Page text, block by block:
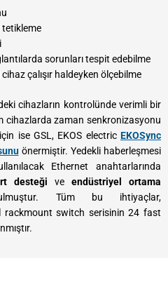
sorunları tespit edebilme
çalışır haldeyken ölçebilme
cihazların kontrolünde verimli bir
cihazlarda zaman senkronizasyonu
ise GSL, EKOS electric EKOSync
önermiştir. Yedekli haberleşmesi
Ethernet anahtarlarında
desteği veendüstriyel ortama
Tüm bu ihtiyaçlar,
rackmount switch serisinin 24 fast